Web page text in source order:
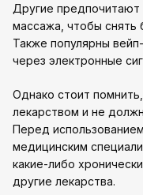
Другие предпочитают
массажа, чтобы снять
Также популярны
через электронные
Однако стоит
лекарством и не
Перед
медицинским
какие-либо
другие лекарства.